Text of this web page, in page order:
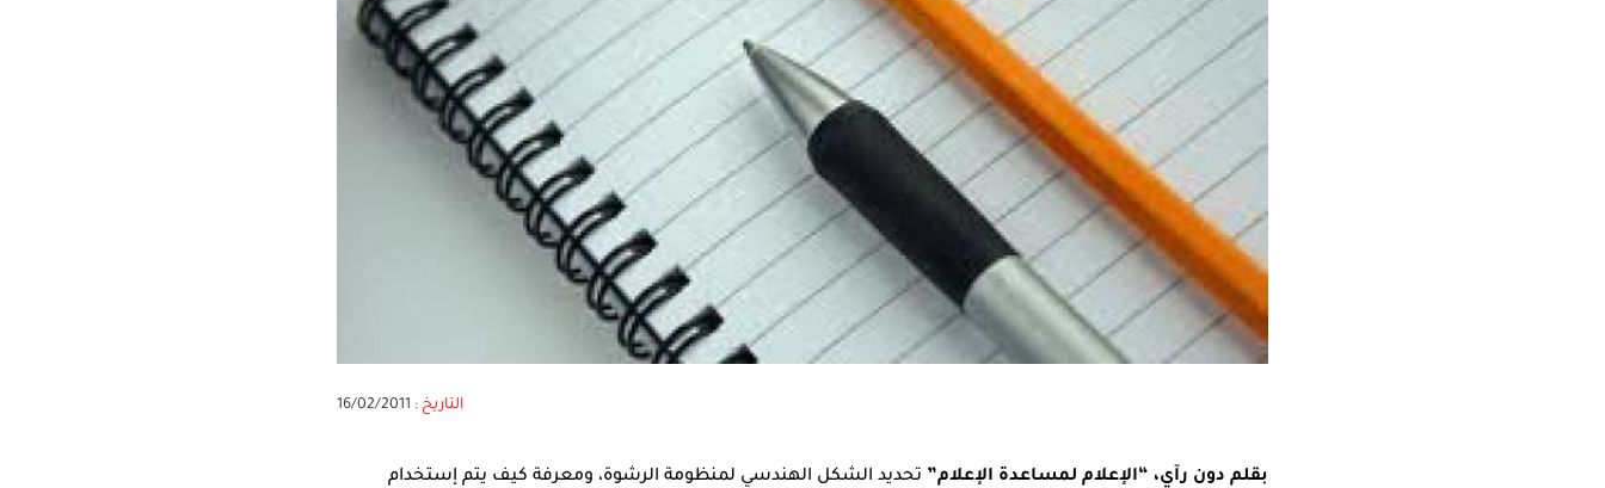
التاريخ : 16/02/2011
بقلم دون رآي، “الإعلام لمساعدة الإعلام” تحديد الشكل الهندسي لمنظومة الرشوة، ومعرفة كيف يتم إستخدام